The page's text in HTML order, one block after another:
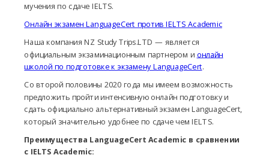
мучения по сдаче IELTS.
Онлайн экзамен LanguageCert против IELTS Academic
Наша компания NZ Study Trips.LTD — является
официальным экзаминационным партнером и онлайн
школой по подготовке к экзамену LanguageCert.
Со второй половины 2020 года мы имеем возможность
предложить пройти интенсивную онлайн подготовку и
сдать официально альтернативный экзамен LanguageCert,
который значительно удобнее по сдаче чем IELTS.
Преимущества LanguageCert Academic в сравнении
c IELTS Academic: